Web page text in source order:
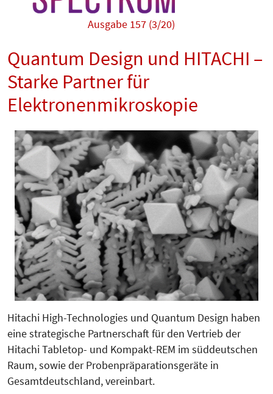
Ausgabe 157 (3/20)
Quantum Design und HITACHI –
Starke Partner für
Elektronenmikroskopie
Hitachi High-Technologies und Quantum Design haben
eine strategische Partnerschaft für den Vertrieb der
Hitachi Tabletop- und Kompakt-REM im süddeutschen
Raum, sowie der Probenpräparationsgeräte in
Gesamtdeutschland, vereinbart.